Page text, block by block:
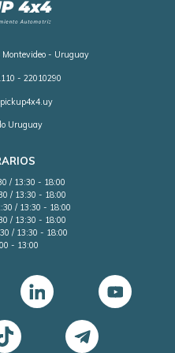
Montevideo - Uruguay
- 22010290
Uruguay
/ 13:30 - 18:00
/ 13:30 - 18:00
/ 13:30 - 18:00
/ 13:30 - 18:00
/ 13:30 - 18:00
- 13:00